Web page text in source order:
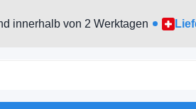
innerhalb von 2 Werktagen